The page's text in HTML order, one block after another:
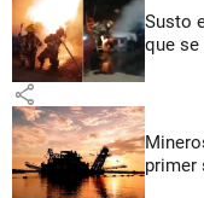
Susto
que se
share
primer